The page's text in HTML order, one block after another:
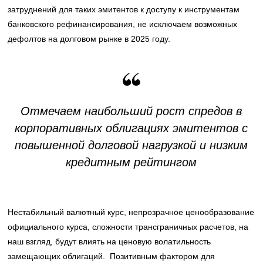
затруднений для таких эмитентов к доступу к инструментам
банковского рефинансирования, не исключаем возможных
дефолтов на долговом рынке в 2025 году.
Отмечаем наибольший рост спредов в
корпоративных облигациях эмитентов с
повышенной долговой нагрузкой и низким
кредитным рейтингом
Нестабильный валютный курс, непрозрачное ценообразование
официального курса, сложности трансграничных расчетов, на
наш взгляд, будут влиять на ценовую волатильность
замещающих облигаций. Позитивным фактором для